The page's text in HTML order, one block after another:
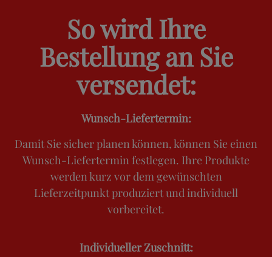
So wird Ihre
Bestellung an Sie
versendet:
Wunsch-Liefertermin:
Damit Sie sicher planen können, können Sie einen
Wunsch-Liefertermin festlegen. Ihre Produkte
werden kurz vor dem gewünschten
Lieferzeitpunkt produziert und individuell
vorbereitet.
Individueller Zuschnitt: